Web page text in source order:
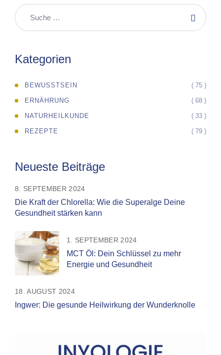
Kategorien
BEWUSSTSEIN ( 75 )
ERNÄHRUNG ( 68 )
NATURHEILKUNDE ( 33 )
REZEPTE ( 79 )
Neueste Beiträge
Die Kraft der Chlorella: Wie die Superalge Deine
Gesundheit stärken kann
8. SEPTEMBER 2024
MCT Öl: Dein Schlüssel zu mehr
Energie und Gesundheit
1. SEPTEMBER 2024
Ingwer: Die gesunde Heilwirkung der Wunderknolle
18. AUGUST 2024